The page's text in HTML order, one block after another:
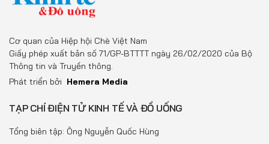
Doanh nghiệp – Doanh nhân
Đồ uống
Pháp luật
Multimedia
Cơ quan của Hiệp hội Chè Việt Nam
Giấy phép xuất bản số 71/GP-BTTTT ngày 26/02/2020 của Bộ
Thông tin và Truyền thông.
Phát triển bởi Hemera Media
TẠP CHÍ ĐIỆN TỬ KINH TẾ VÀ ĐỒ UỐNG
Tổng biên tập: Ông Nguyễn Quốc Hùng